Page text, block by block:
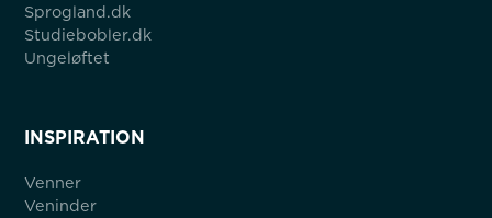
Sprogland.dk
Studiebobler.dk
Ungeløftet
INSPIRATION
Venner
Veninder